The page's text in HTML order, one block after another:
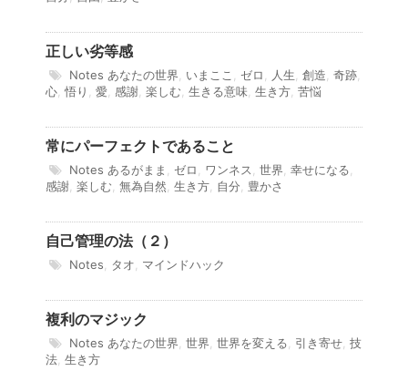
正しい劣等感
Notes あなたの世界 いまここ ゼロ 人生 創造 奇跡
心 悟り 愛 感謝 楽しむ 生きる意味 生き方 苦悩
常にパーフェクトであること
Notes あるがまま ゼロ ワンネス 世界 幸せになる
感謝 楽しむ 無為自然 生き方 自分 豊かさ
自己管理の法（２）
Notes タオ マインドハック
複利のマジック
Notes あなたの世界 世界 世界を変える 引き寄せ 技
法 生き方